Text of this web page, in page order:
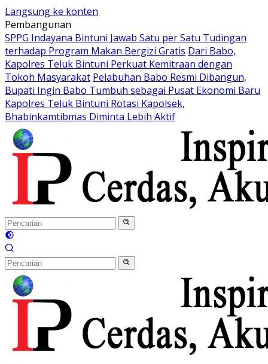
Langsung ke konten
Pembangunan
SPPG Indayana Bintuni Jawab Satu per Satu Tudingan
terhadap Program Makan Bergizi Gratis Dari Babo,
Kapolres Teluk Bintuni Perkuat Kemitraan dengan
Tokoh Masyarakat Pelabuhan Babo Resmi Dibangun,
Bupati Ingin Babo Tumbuh sebagai Pusat Ekonomi Baru
Kapolres Teluk Bintuni Rotasi Kapolsek,
Bhabinkamtibmas Diminta Lebih Aktif